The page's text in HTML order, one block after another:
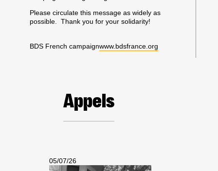
Please circulate this message as widely as
possible. Thank you for your solidarity!
BDS French campaignwww.bdsfrance.org
Appels
05/07/26